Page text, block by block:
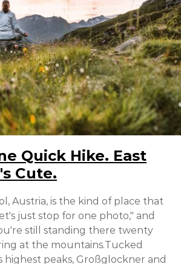
Quick Hike. East
Cute.
Austria, is the kind of place that
just stop for one photo," and
still standing there twenty
at the mountains.Tucked
highest peaks, Großglockner and